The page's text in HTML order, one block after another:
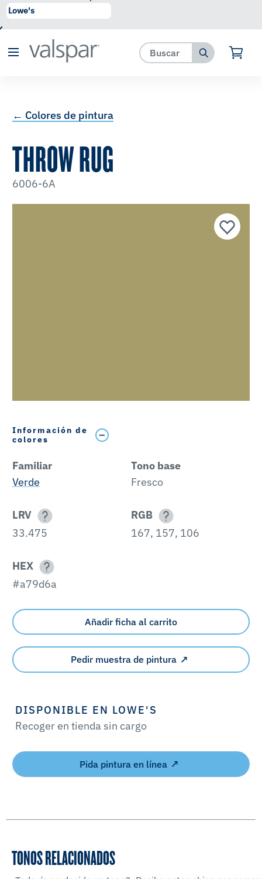
se ha agregado a favoritos.
← Colores de pintura
THROW RUG
6006-6A
Información de
colores
Familiar
Verde
Tono base
Fresco
LRV
33.475
RGB
167, 157, 106
HEX
#a79d6a
Añadir ficha al carrito
Pedir muestra de pintura
DISPONIBLE EN LOWE'S
Recoger en tienda sin cargo
Pida pintura en línea
TONOS RELACIONADOS